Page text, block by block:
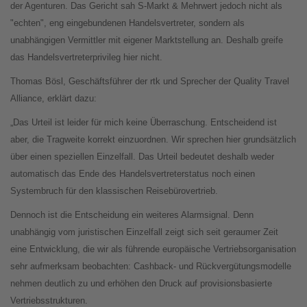
der Agenturen. Das Gericht sah S-Markt & Mehrwert jedoch nicht als
"echten", eng eingebundenen Handelsvertreter, sondern als
unabhängigen Vermittler mit eigener Marktstellung an. Deshalb greife
das Handelsvertreterprivileg hier nicht.
Thomas Bösl, Geschäftsführer der rtk und Sprecher der Quality Travel
Alliance, erklärt dazu:
„Das Urteil ist leider für mich keine Überraschung. Entscheidend ist
aber, die Tragweite korrekt einzuordnen. Wir sprechen hier grundsätzlich
über einen speziellen Einzelfall. Das Urteil bedeutet deshalb weder
automatisch das Ende des Handelsvertreterstatus noch einen
Systembruch für den klassischen Reisebürovertrieb.
Dennoch ist die Entscheidung ein weiteres Alarmsignal. Denn
unabhängig vom juristischen Einzelfall zeigt sich seit geraumer Zeit
eine Entwicklung, die wir als führende europäische Vertriebsorganisation
sehr aufmerksam beobachten: Cashback- und Rückvergütungsmodelle
nehmen deutlich zu und erhöhen den Druck auf provisionsbasierte
Vertriebsstrukturen.